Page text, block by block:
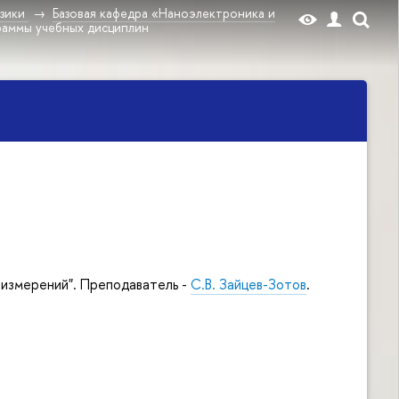
Базовая кафедра «Наноэлектроника и
учебных дисциплин
Преподаватель - С.В. Зайцев-Зотов.